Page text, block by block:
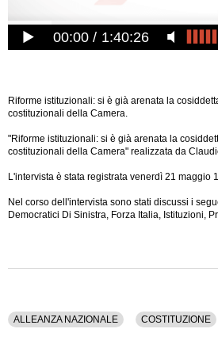
00:00 1:40:26
Riforme istituzionali: si è già arenata la
costituzionali della Camera.
"Riforme istituzionali: si è già arenata la
costituzionali della Camera" realizzata da
L'intervista è stata registrata venerdì 21 maggio
Nel corso dell'intervista sono stati discussi i
Democratici Di Sinistra, Forza Italia, Istituzioni,
ALLEANZA NAZIONALE COSTITUZIONE